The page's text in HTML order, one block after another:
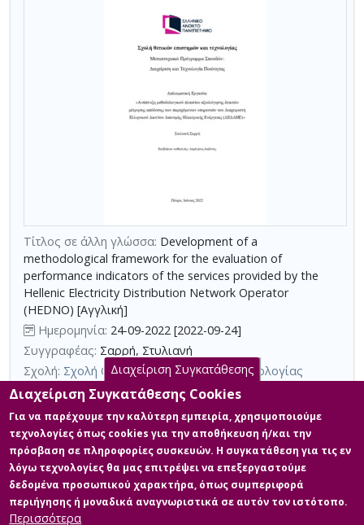
κριτηρίων
αναζήτησης
Τίτλος σε άλλη γλώσσα: Development of a
methodological framework for the evaluation of
performance indicators of the services provided by the
Hellenic Electricity Distribution Network Operator
(HEDNO) [Αγγλική]
Ημερομηνία: 24-09-2022 [2022-09-24]
Συγγραφέας: Σαρρή, Στυλιανή
Σχολή: Σχολή Θετικών Επιστημών και Τεχνολογίας
Τμήμα: Διαχείριση και Τεχνολογία Ποιότητας (ΔΙΠ)
Περίληψη (Abstract):
Η διπλωματική αυτή εργασία έχει ως κύριο
αντικείμενο την ανάπτυξη ενός μεθοδολογικού πλαισίου
αξιολόγησης των δεικτών μέτρησης της απόδοσης των
παρεχόμενων υπηρεσιών του Διαχειριστή του Ελληνικού
Δικτύου Διανομής Ηλεκτρικής Ενέργειας (ΔΕΔΔΗΕ), αξιοποιώντας
τις γνώσεις που αποκτήθηκαν κατά τη διάρκεια του
μεταπτυχιακού προγράμματος Διαχείριση και Τεχνολογία
Ποιότητας. Η ποιότητα και η αξιοπιστία ε...
Διαχείριση Συγκατάθεσης
Διαχείριση Συγκατάθεσης Cookies
Για να παρέχουμε την καλύτερη εμπειρία, χρησιμοποιούμε
τεχνολογίες όπως cookies για την αποθήκευση ή/και την
πρόσβαση σε πληροφορίες συσκευών. Η συγκατάθεση για τις εν
λόγω τεχνολογίες θα μας επιτρέψει να επεξεργαστούμε
δεδομένα προσωπικού χαρακτήρα, όπως συμπεριφορά
περιήγησης ή μοναδικά αναγνωριστικά σε αυτόν τον ιστότοπο.
Περισσότερα